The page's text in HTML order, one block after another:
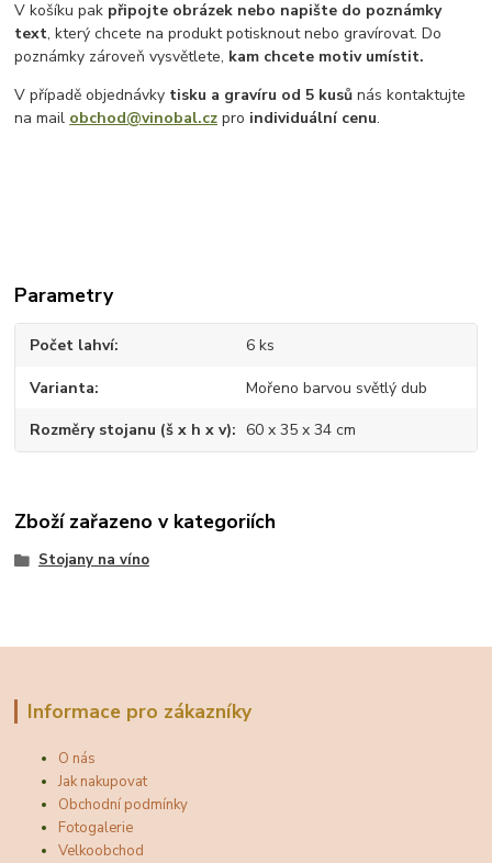
V košíku pak připojte obrázek nebo napište do poznámky
text, který chcete na produkt potisknout nebo gravírovat. Do
poznámky zároveň vysvětlete, kam chcete motiv umístit.
V případě objednávky tisku a gravíru od 5 kusů nás kontaktujte
na mail obchod@vinobal.cz pro individuální cenu.
Parametry
Počet lahví 6 ks
Varianta Mořeno barvou světlý dub
Rozměry stojanu (š x h x v) 60 x 35 x 34 cm
Zboží zařazeno v kategoriích
Stojany na víno
Informace pro zákazníky
O nás
Jak nakupovat
Obchodní podmínky
Fotogalerie
Velkoobchod